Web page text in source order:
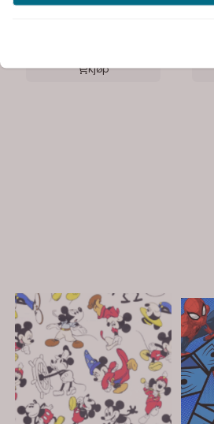
Kjøp